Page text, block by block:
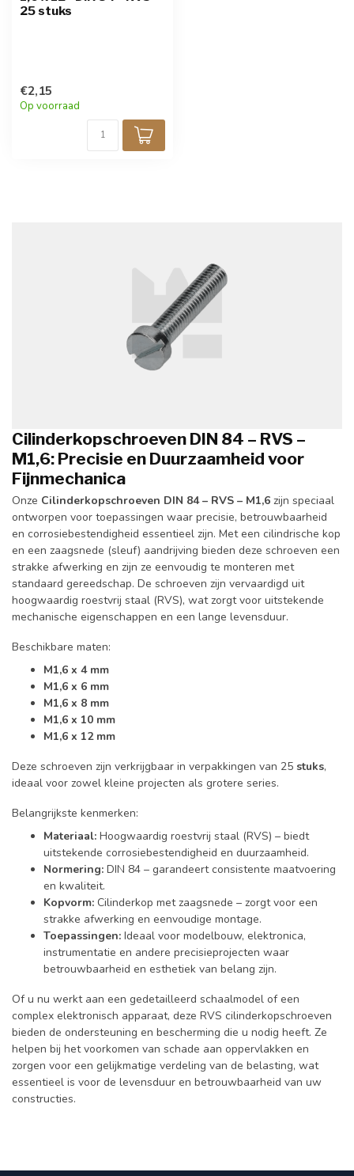
25 stuks
€2,15
Op voorraad
Cilinderkopschroeven DIN 84 – RVS –
M1,6: Precisie en Duurzaamheid voor
Fijnmechanica
Onze Cilinderkopschroeven DIN 84 – RVS – M1,6 zijn speciaal
ontworpen voor toepassingen waar precisie, betrouwbaarheid
en corrosiebestendigheid essentieel zijn. Met een cilindrische kop
en een zaagsnede (sleuf) aandrijving bieden deze schroeven een
strakke afwerking en zijn ze eenvoudig te monteren met
standaard gereedschap. De schroeven zijn vervaardigd uit
hoogwaardig roestvrij staal (RVS), wat zorgt voor uitstekende
mechanische eigenschappen en een lange levensduur.
Beschikbare maten:
M1,6 x 4 mm
M1,6 x 6 mm
M1,6 x 8 mm
M1,6 x 10 mm
M1,6 x 12 mm
Deze schroeven zijn verkrijgbaar in verpakkingen van 25 stuks,
ideaal voor zowel kleine projecten als grotere series.
Belangrijkste kenmerken:
Materiaal: Hoogwaardig roestvrij staal (RVS) – biedt
uitstekende corrosiebestendigheid en duurzaamheid.
Normering: DIN 84 – garandeert consistente maatvoering
en kwaliteit.
Kopvorm: Cilinderkop met zaagsnede – zorgt voor een
strakke afwerking en eenvoudige montage.
Toepassingen: Ideaal voor modelbouw, elektronica,
instrumentatie en andere precisieprojecten waar
betrouwbaarheid en esthetiek van belang zijn.
Of u nu werkt aan een gedetailleerd schaalmodel of een
complex elektronisch apparaat, deze RVS cilinderkopschroeven
bieden de ondersteuning en bescherming die u nodig heeft. Ze
helpen bij het voorkomen van schade aan oppervlakken en
zorgen voor een gelijkmatige verdeling van de belasting, wat
essentieel is voor de levensduur en betrouwbaarheid van uw
constructies.